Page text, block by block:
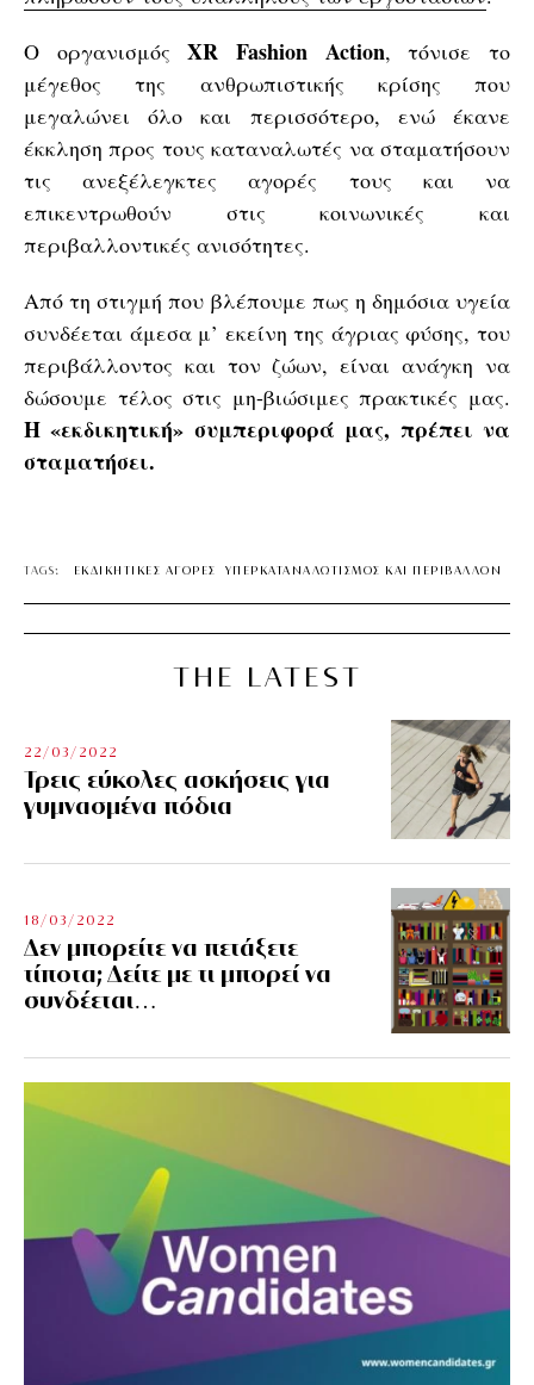
Ο οργανισμόςXR Fashion Action, τόνισε το
μέγεθος της ανθρωπιστικής κρίσης που
μεγαλώνει όλο και περισσότερο, ενώ έκανε
έκκληση προς τους καταναλωτές να σταματήσουν
τις ανεξέλεγκτες αγορές τους και να
επικεντρωθούν στις κοινωνικές και
περιβαλλοντικές ανισότητες.
Από τη στιγμή που βλέπουμε πως η δημόσια υγεία
συνδέεται άμεσα μ’ εκείνη της άγριας φύσης, του
περιβάλλοντος και τον ζώων, είναι ανάγκη να
δώσουμε τέλος στις μη-βιώσιμες πρακτικές μας.
Η «εκδικητική» συμπεριφορά μας, πρέπει να
σταματήσει.
TAGS: ΕΚΔΙΚΗΤΙΚΕΣ ΑΓΟΡΕΣ ΥΠΕΡΚΑΤΑΝΑΛΩΤΙΣΜΟΣ ΚΑΙ ΠΕΡΙΒΑΛΛΟΝ
THE LATEST
22/03/2022
Τρεις εύκολες ασκήσεις για
γυμνασμένα πόδια
18/03/2022
Δεν μπορείτε να πετάξετε
τίποτα; Δείτε με τι μπορεί να
συνδέεται…